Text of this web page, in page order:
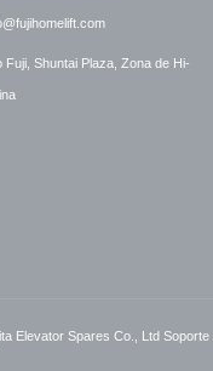
Fuji, Shuntai Plaza, Zona de Hi-
Elevator Spares Co., Ltd Soporte